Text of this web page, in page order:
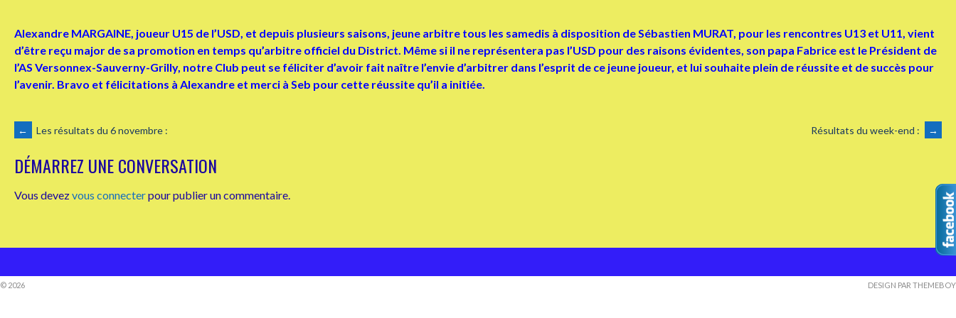
Alexandre MARGAINE, joueur U15 de l’USD, et depuis plusieurs saisons, jeune arbitre tous les samedis à disposition de Sébastien MURAT, pour les rencontres U13 et U11, vient
d’être reçu major de sa promotion en temps qu’arbitre officiel du District. Même si il ne représentera pas l’USD pour des raisons évidentes, son papa Fabrice est le Président de
l’AS Versonnex-Sauverny-Grilly, notre Club peut se féliciter d’avoir fait naître l’envie d’arbitrer dans l’esprit de ce jeune joueur, et lui souhaite plein de réussite et de succès pour
l’avenir. Bravo et félicitations à Alexandre et merci à Seb pour cette réussite qu’il a initiée.
NAVIGATION
DES
← Les résultats du 6 novembre : Résultats du week-end : →
DÉMARREZ UNE CONVERSATION
Vous devezvous connecterpour publier un commentaire.
© 2026 DESIGN PAR THEMEBOY